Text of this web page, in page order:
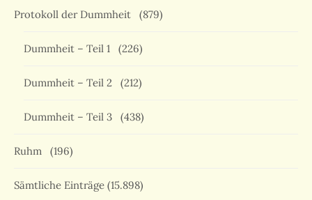
Protokoll der Dummheit (879)
Dummheit – Teil 1 (226)
Dummheit – Teil 2 (212)
Dummheit – Teil 3 (438)
Ruhm (196)
Sämtliche Einträge (15.898)